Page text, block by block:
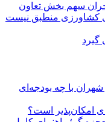
کشاورزی منطبق نیست
گیرد
شهران با چه بودجه‌ای
امکان‌پذیر است؟